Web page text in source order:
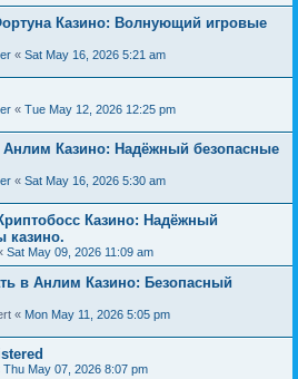
Казино: Волнующий игровые
« Sat May 16, 2026 5:21 am
« Tue May 12, 2026 12:25 pm
Анлим Казино: Надёжный безопасные
« Sat May 16, 2026 5:30 am
Казино: Надёжный
казино.
Sat May 09, 2026 11:09 am
в Анлим Казино: Безопасный
« Mon May 11, 2026 5:05 pm
Thu May 07, 2026 8:07 pm